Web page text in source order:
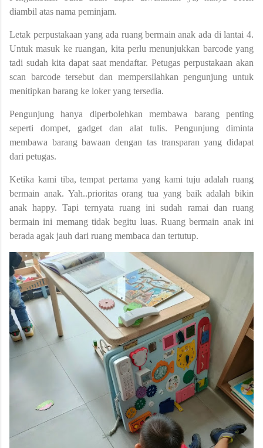
diambil atas nama peminjam.
Letak perpustakaan yang ada ruang bermain anak ada di lantai 4.
Untuk masuk ke ruangan, kita perlu menunjukkan barcode yang
tadi sudah kita dapat saat mendaftar. Petugas perpustakaan akan
scan barcode tersebut dan mempersilahkan pengunjung untuk
menitipkan barang ke loker yang tersedia.
Pengunjung hanya diperbolehkan membawa barang penting
seperti dompet, gadget dan alat tulis. Pengunjung diminta
membawa barang bawaan dengan tas transparan yang didapat
dari petugas.
Ketika kami tiba, tempat pertama yang kami tuju adalah ruang
bermain anak. Yah..prioritas orang tua yang baik adalah bikin
anak happy. Tapi ternyata ruang ini sudah ramai dan ruang
bermain ini memang tidak begitu luas. Ruang bermain anak ini
berada agak jauh dari ruang membaca dan tertutup.